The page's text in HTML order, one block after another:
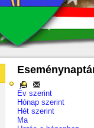
Év szerint
Hónap szerint
Hét szerint
Ma